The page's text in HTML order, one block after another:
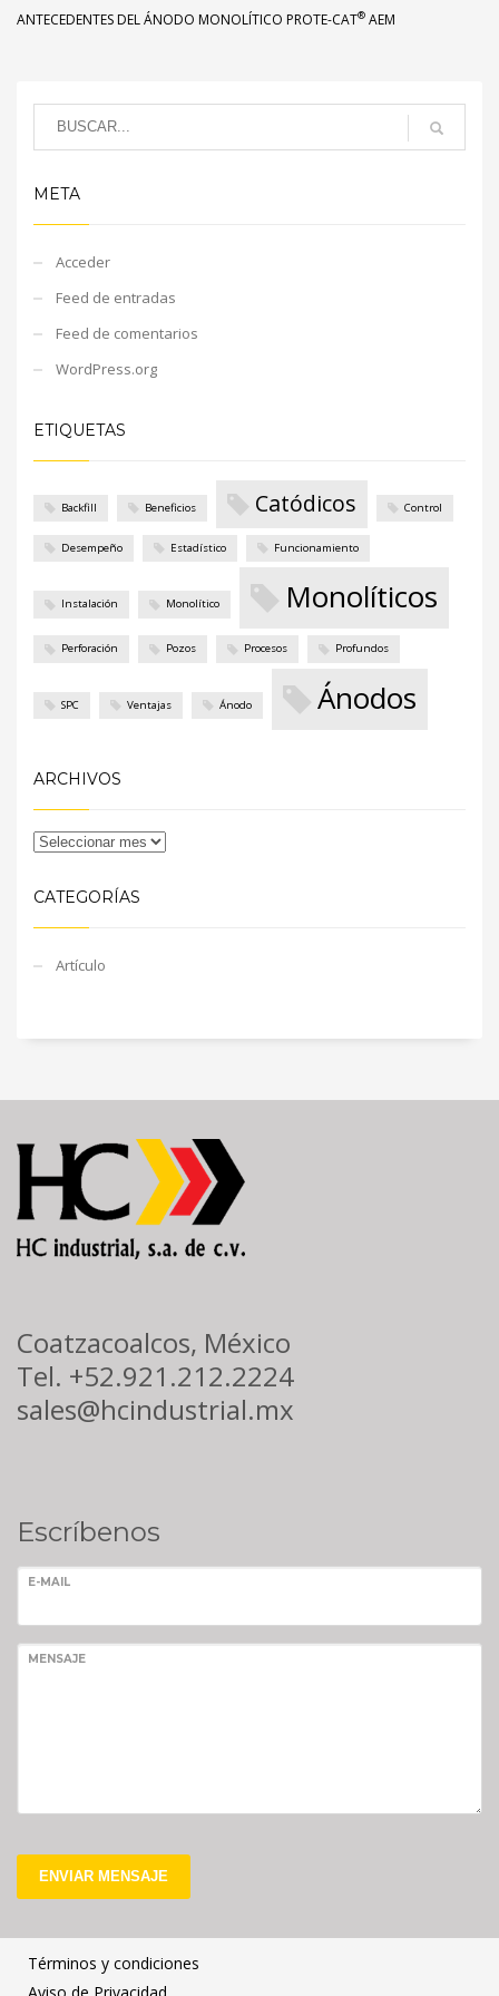
ANTECEDENTES DEL ÁNODO MONOLÍTICO PROTE-CAT® AEM
META
Acceder
Feed de entradas
Feed de comentarios
WordPress.org
ETIQUETAS
Backfill Beneficios Catódicos Control
Desempeño Estadístico Funcionamiento
Instalación Monolítico Monolíticos
Perforación Pozos Procesos Profundos
SPC Ventajas Ánodo Ánodos
ARCHIVOS
CATEGORÍAS
Artículo
Coatzacoalcos, México
Tel. +52.921.212.2224
sales@hcindustrial.mx
Escríbenos
E-MAIL
MENSAJE
ENVIAR MENSAJE
Términos y condiciones